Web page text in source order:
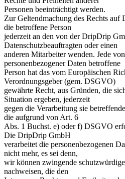
Personen beeinträchtigt werden.
Zur Geltendmachung des Rechts auf
die betroffene Person
jederzeit an den von der DripDrip
Datenschutzbeauftragten oder einen
anderen Mitarbeiter wenden. Jede
personenbezogener Daten betroffene
Person hat das vom Europäischen
Verordnungsgeber (gem. DSGVO)
gewährte Recht, aus Gründen, die
Situation ergeben, jederzeit
gegen die Verarbeitung sie
die aufgrund von Art. 6
Abs. 1 Buchst. e) oder f) DSGVO
Die DripDrip GmbH
verarbeitet die personenbezogenen
nicht mehr, es sei denn,
wir können zwingende
nachweisen, die den